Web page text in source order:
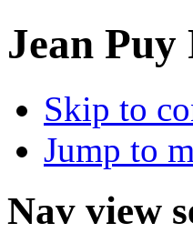
Jean Puy
Skip to
Jump to
Nav view